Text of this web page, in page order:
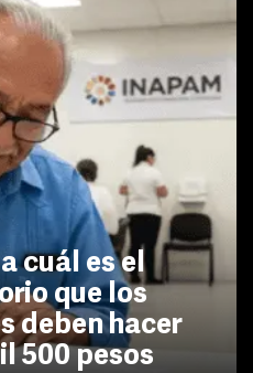
cuál es el
que los
deben hacer
500 pesos